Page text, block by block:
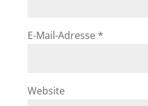
E-Mail-Adresse *
Website